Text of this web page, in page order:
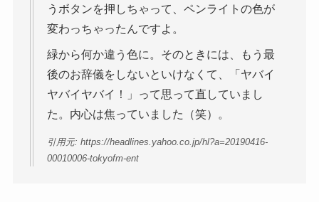
うボタンを押しちゃって、ペンライトの色が
変わっちゃったんですよ。
緑から何か違う色に。そのときには、もう最
後のお辞儀をしないといけなくて、「ヤバイ
ヤバイヤバイ！」って思って直していまし
た。内心は焦っていました（笑）。
引用元: https://headlines.yahoo.co.jp/hl?a=20190416-
00010006-tokyofm-ent